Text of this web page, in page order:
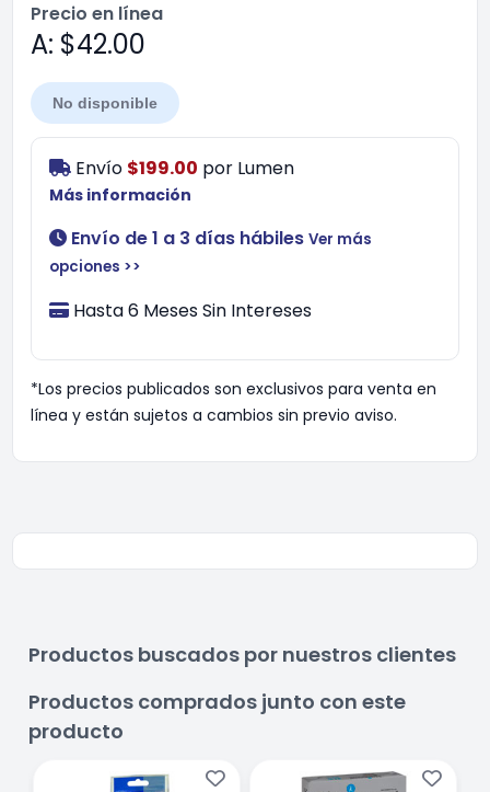
Precio en línea
A: $42.00
No disponible
Envío $199.00 por Lumen
Más información
Envío de 1 a 3 días hábiles Ver más
opciones >>
Hasta 6 Meses Sin Intereses
*Los precios publicados son exclusivos para venta en
línea y están sujetos a cambios sin previo aviso.
Productos buscados por nuestros clientes
Productos comprados junto con este
producto